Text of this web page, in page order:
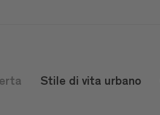
Stile di vita urbano